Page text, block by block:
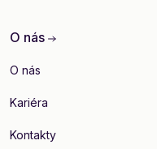
O nás
O nás
Kariéra
Kontakty